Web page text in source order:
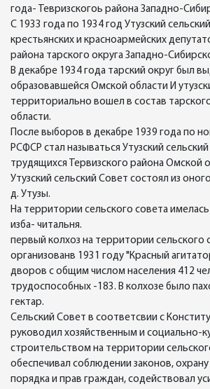
года- Тевризскогоь района Западно-
С 1933 года по 1934 год Утузский
крестьянских и красноармейских
района тарского округа Западно-
В декабре 1934 года тарский округ был
образовавшейся Омской области И
территориально вошел в состав
области.
После выборов в декабре 1939 года по
РСФСР стал называться Утузский
трудящихся Тервизского района Омской
Утузский сельский Совет состоял из
д. Утузы.
На территории сельского совета
изба- читальня.
первый колхоз на территории сельского
организованв 1931 году "Красный
дворов с общим числом населения 412
трудоспособных -183. В колхозе было
гектар.
Сельский Совет в соответсвии с
руководил хозяйственным и социально-
строительством на территории
обеспечивал соблюдении законов,
порядка и прав граждан, содействовал